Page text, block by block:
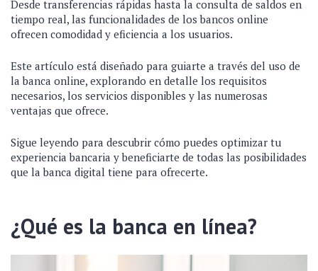
Desde transferencias rápidas hasta la consulta de saldos en
tiempo real, las funcionalidades de los bancos online
ofrecen comodidad y eficiencia a los usuarios.
Este artículo está diseñado para guiarte a través del uso de
la banca online, explorando en detalle los requisitos
necesarios, los servicios disponibles y las numerosas
ventajas que ofrece.
Sigue leyendo para descubrir cómo puedes optimizar tu
experiencia bancaria y beneficiarte de todas las posibilidades
que la banca digital tiene para ofrecerte.
¿Qué es la banca en línea?